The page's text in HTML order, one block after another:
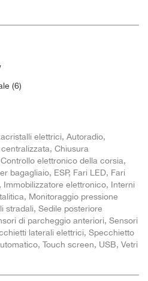
(6)
elettrici, Autoradio,
Chiusura
elettronico della corsia,
bagagliaio, ESP, Fari LED, Fari
elettronico, Interni
Monitoraggio pressione
stradali, Sedile posteriore
di parcheggio anteriori, Sensori
laterali elettrici, Specchietto
Touch screen, USB, Vetri